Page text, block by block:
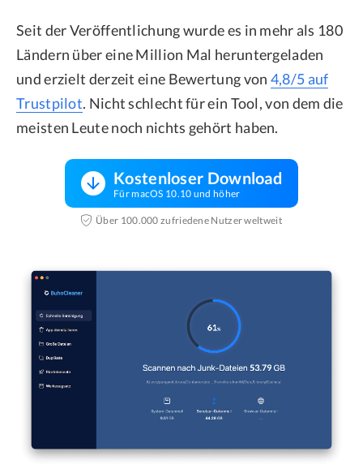
Seit der Veröffentlichung wurde es in mehr als 180
Ländern über eine Million Mal heruntergeladen
und erzielt derzeit eine Bewertung von 4,8/5 auf
Trustpilot. Nicht schlecht für ein Tool, von dem die
meisten Leute noch nichts gehört haben.
Kostenloser Download
Für macOS 10.10 und höher
Über 100.000 zufriedene Nutzer weltweit